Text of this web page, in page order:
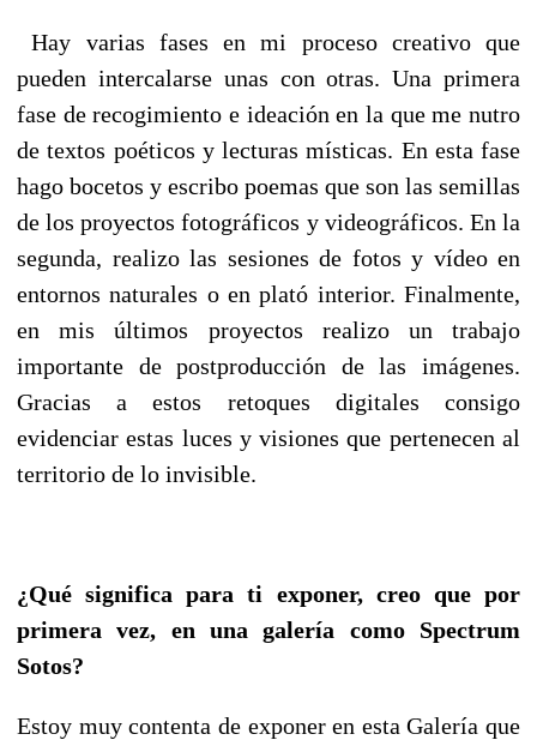
Hay varias fases en mi proceso creativo que
pueden intercalarse unas con otras. Una primera
fase de recogimiento e ideación en la que me nutro
de textos poéticos y lecturas místicas. En esta fase
hago bocetos y escribo poemas que son las semillas
de los proyectos fotográficos y videográficos. En la
segunda, realizo las sesiones de fotos y vídeo en
entornos naturales o en plató interior. Finalmente,
en mis últimos proyectos realizo un trabajo
importante de postproducción de las imágenes.
Gracias a estos retoques digitales consigo
evidenciar estas luces y visiones que pertenecen al
territorio de lo invisible.
¿Qué significa para ti exponer, creo que por
primera vez, en una galería como Spectrum
Sotos?
Estoy muy contenta de exponer en esta Galería que